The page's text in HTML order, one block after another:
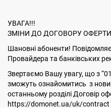
УВАГА!!!
ЗМІНИ ДО ДОГОВОРУ ОФЕРТИ
Шановні абоненти!
Провайдера та банківських
Звертаємо Вашу увагу, що з
зможуть ознайомитись з
останньому розділі Договір
https://domonet.ua/uk/contract